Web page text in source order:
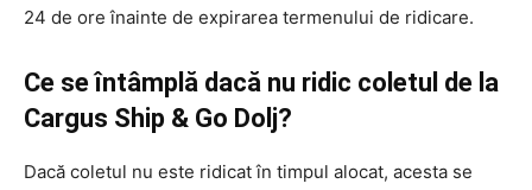
24 de ore înainte de expirarea termenului de ridicare.
Ce se întâmplă dacă nu ridic coletul de la
Cargus Ship & Go Dolj?
Dacă coletul nu este ridicat în timpul alocat, acesta se